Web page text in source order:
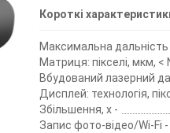
Короткі
Максимальна
Матриця: пікселі, мкм, <
Вбудований лазерний
Дисплей: технологія,
Збільшення, х -
Запис фото-відео/Wi-Fi -